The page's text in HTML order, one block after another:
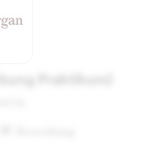
Praktikum)